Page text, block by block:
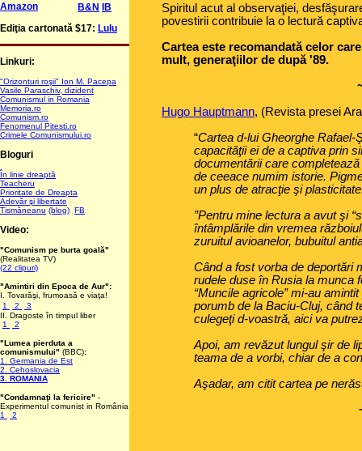
Amazon
B&N
IB
Ediţia cartonată $17: Lulu
Linkuri:
"Orizonturi roşii" Ion M. Pacepa
Vasile Paraschiv, dizident
Comunismul in Romania
Memoria.ro
Comunism.ro
Fenomenul Pitesti.ro
Crimele Comunismului.ro
Bloguri
În linie dreaptă
Teacheru
Prioritate de Dreapta
Adevăr şi libertate
Tismăneanu (blog) FB
Video:
"Comunism pe burta goală"
(Realitatea TV)
(22 clipuri)
"Amintiri din Epoca de Aur":
I. Tovarăşi, frumoasă e viaţa!
1
2
3
II. Dragoste în timpul liber
1
2
"Lumea pierduta a
comunismului" (BBC):
1. Germania de Est
2. Cehoslovacia
3. ROMANIA
"Condamnaţi la fericire" -
Experimentul comunist in România
1
2
Spiritul acut al observaţiei,
povestirii contribuie la o lectură
Cartea este recomandată celor
mult, generaţiilor de după '89.
Hugo Hauptmann, (Revista presei
“Cartea d-lui Gheorghe Rafael-
capacităţii ei de a captiva prin
documentării care
de ceeace numim istorie.
un plus de atracţie şi
”Pentru mine lectura a avut şi
întâmplările din vremea
zuruitul avioanelor, bubuitul
Când a fost vorba de deportări
rudele duse în Rusia la munca
“Muncile agricole” mi-au
porumb de la Baciu-Cluj, când
culegeţi d-voastră, aici va
Apoi, am revăzut lungul şir de
teama de a vorbi, chiar de a
Aşadar, am citit cartea pe